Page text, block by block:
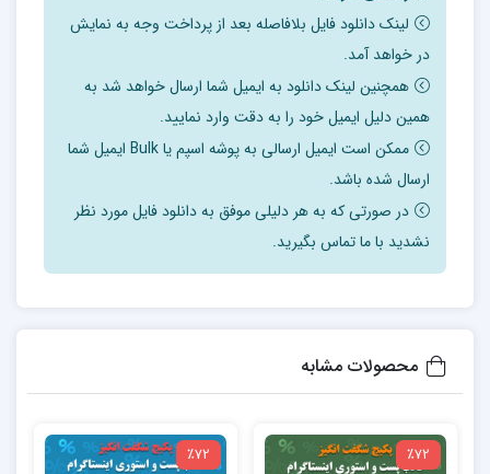
لینک دانلود فایل بلافاصله بعد از پرداخت وجه به نمایش
در خواهد آمد.
همچنین لینک دانلود به ایمیل شما ارسال خواهد شد به
همین دلیل ایمیل خود را به دقت وارد نمایید.
ممکن است ایمیل ارسالی به پوشه اسپم یا Bulk ایمیل شما
ارسال شده باشد.
در صورتی که به هر دلیلی موفق به دانلود فایل مورد نظر
نشدید با ما تماس بگیرید.
محصولات مشابه
٪72 ٪72